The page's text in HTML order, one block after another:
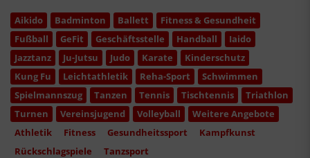
Aikido Badminton Ballett
Fitness & Gesundheit
Fußball
GeFit Geschäftsstelle Handball
Iaido
Jazztanz
Ju-Jutsu Judo Karate
Kinderschutz
Kung Fu
Leichtathletik Reha-Sport
Schwimmen
Spielmannszug
Tanzen Tennis Tischtennis
Triathlon
Turnen
Vereinsjugend Volleyball
Weitere Angebote
Athletik
Fitness Gesundheitssport
Kampfkunst
Rückschlagspiele
Tanzsport